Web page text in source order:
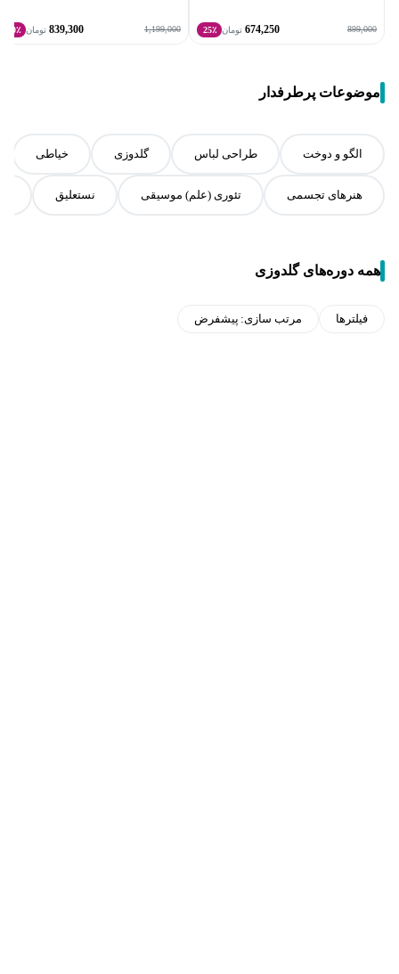
899,000
674,250 تومان 25٪ 1,199,000
839,300 تومان 30٪
موضوعات پرطرفدار
الگو و دوخت طراحی لباس گلدوزی خیاطی
هنرهای تجسمی تئوری (علم) موسیقی نستعلیق
همه دوره‌های گلدوزی
فیلترها مرتب سازی: پیشفرض